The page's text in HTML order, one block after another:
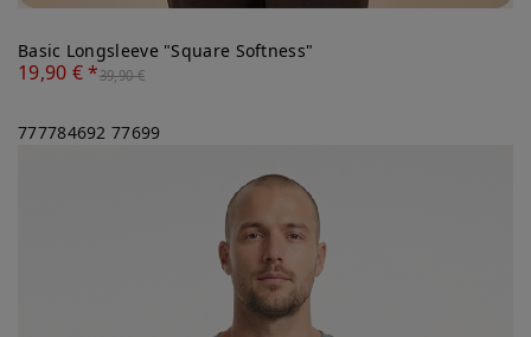
Basic Longsleeve "Square Softness"
19,90 € *39,90 €
777784692 77699